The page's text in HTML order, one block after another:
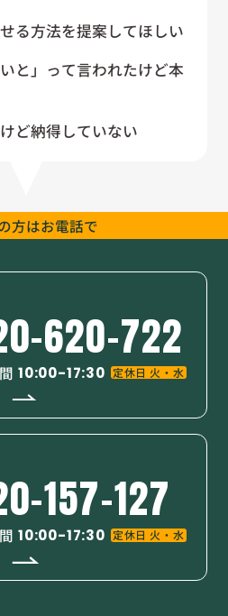
る方法を提案してほしい
と」って言われたけど本
ど納得していない
方はお電話で
620-722
10:00-17:30 定休日 火・水
157-127
10:00-17:30 定休日 火・水